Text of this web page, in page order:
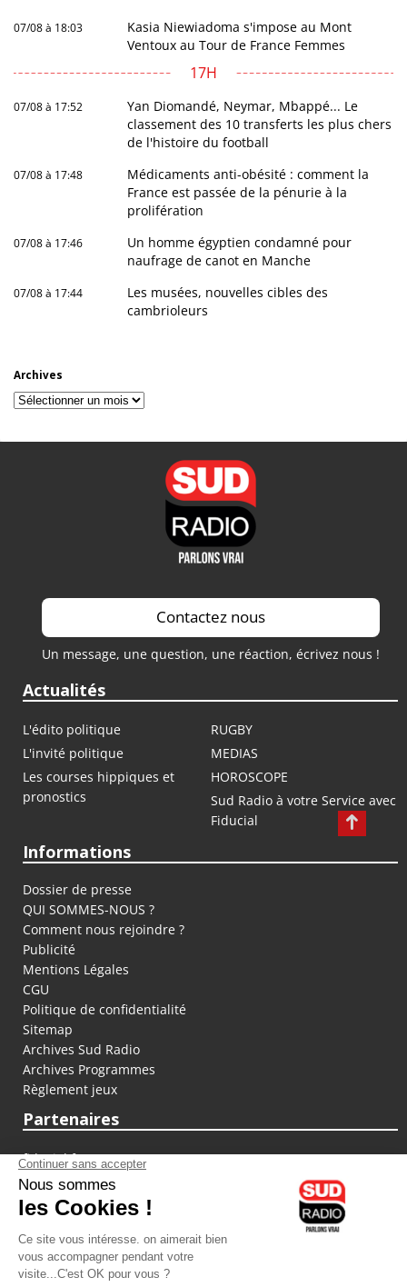
07/08 à 18:03
Kasia Niewiadoma s'impose au Mont
Ventoux au Tour de France Femmes
17H
07/08 à 17:52
Yan Diomandé, Neymar, Mbappé... Le
classement des 10 transferts les plus chers
de l'histoire du football
07/08 à 17:48
Médicaments anti-obésité : comment la
France est passée de la pénurie à la
prolifération
07/08 à 17:46
Un homme égyptien condamné pour
naufrage de canot en Manche
07/08 à 17:44
Les musées, nouvelles cibles des
cambrioleurs
Archives
Archives
Contactez nous
Un message, une question, une réaction, écrivez nous !
Actualités
L'édito politique
RUGBY
L'invité politique
MEDIAS
Les courses hippiques et
pronostics
HOROSCOPE
Sud Radio à votre Service avec
Fiducial
Informations
Dossier de presse
QUI SOMMES-NOUS ?
Comment nous rejoindre ?
Publicité
Mentions Légales
CGU
Politique de confidentialité
Sitemap
Archives Sud Radio
Archives Programmes
Règlement jeux
Partenaires
fiducial.fr
lyoncapitale.fr
olympique-et-lyonnais.com
L'application Iphone / Android